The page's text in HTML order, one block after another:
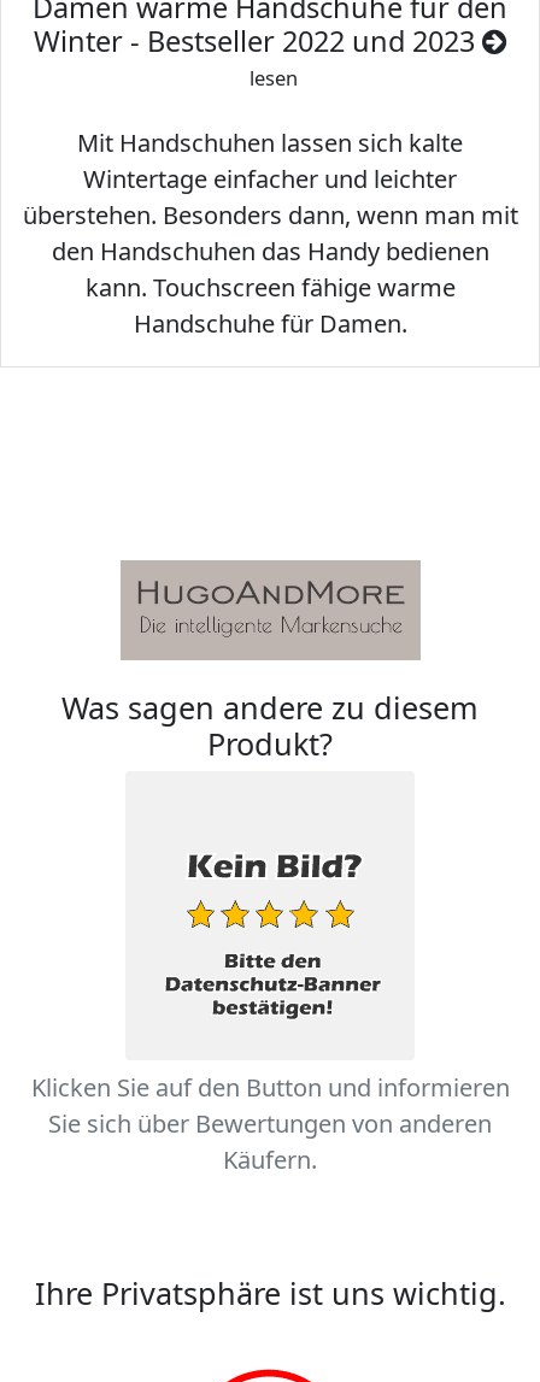
Winter - Bestseller 2022 und 2023
lesen
Mit Handschuhen lassen sich kalte
Wintertage einfacher und leichter
überstehen. Besonders dann, wenn man mit
den Handschuhen das Handy bedienen
kann. Touchscreen fähige warme
Handschuhe für Damen.
Was sagen andere zu diesem
Produkt?
Klicken Sie auf den Button und informieren
Sie sich über Bewertungen von anderen
Käufern.
Ihre Privatsphäre ist uns wichtig.